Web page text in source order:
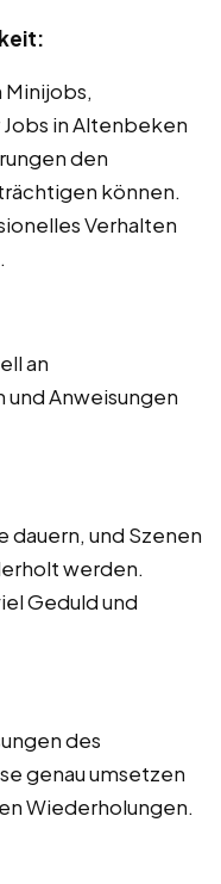
in Altenbeken
den
können.
Verhalten
an
Anweisungen
und Szenen
werden.
Geduld und
des
genau umsetzen
Wiederholungen.